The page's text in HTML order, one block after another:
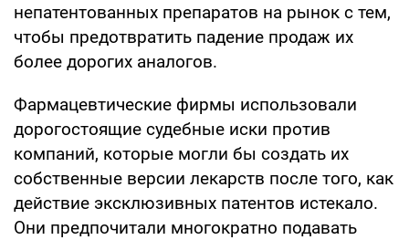
непатентованных препаратов на рынок с тем,
чтобы предотвратить падение продаж их
более дорогих аналогов.
Фармацевтические фирмы использовали
дорогостоящие судебные иски против
компаний, которые могли бы создать их
собственные версии лекарств после того, как
действие эксклюзивных патентов истекало.
Они предпочитали многократно подавать